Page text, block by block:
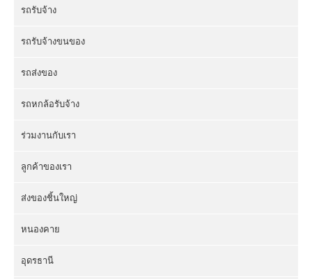
รถรับจ้าง
รถรับจ้างขนของ
รถส่งของ
รถหกล้อรับจ้าง
ร่วมงานกับเรา
ลูกค้าของเรา
ส่งของชิ้นใหญ่
หนองคาย
อุดรธานี